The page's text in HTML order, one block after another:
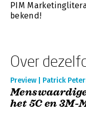
PIM
bekend!
Over
Preview | Patrick
het 5C en 3M-